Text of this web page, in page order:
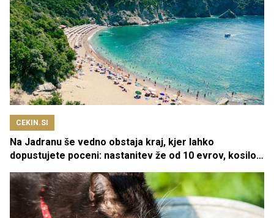
CEKIN.SI
Na Jadranu še vedno obstaja kraj, kjer lahko
dopustujete poceni: nastanitev že od 10 evrov, kosilo